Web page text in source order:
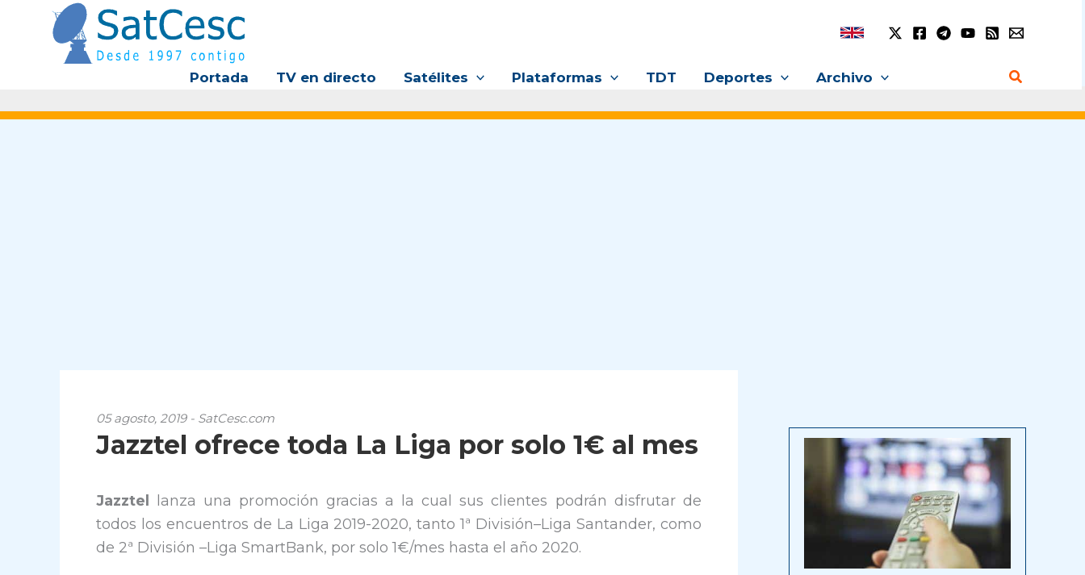
contenido
Portada TV en directo Satélites Plataformas TDT Deportes Archivo Buscar
05 agosto, 2019 - SatCesc.com
Jazztel ofrece toda La Liga por solo 1€ al mes
Jazztel
lanza una promoción gracias a la cual sus clientes podrán disfrutar de
todos los encuentros de La Liga 2019-2020, tanto 1ª División–Liga Santander, como
de 2ª División –Liga SmartBank, por solo 1€/mes hasta el año 2020.